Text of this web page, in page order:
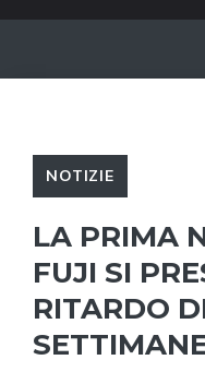
NOTIZIE
LA PRIMA
FUJI SI
RITARDO